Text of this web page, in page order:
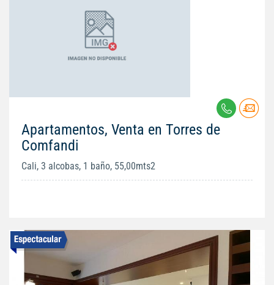
Apartamentos, Venta en Torres de
Comfandi
Cali, 3 alcobas, 1 baño, 55,00mts2